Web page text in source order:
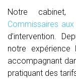
Notre
Commissaires
d’intervention.
notre
accompagnant
pratiquant des